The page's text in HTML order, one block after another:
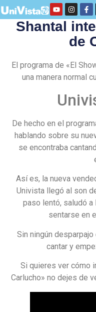
Shantal
de
El programa de «El
una manera normal
De hecho en el
hablando sobre su
se encontraba
Así es, la nueva
Univista llegó al son
paso lentó, saludó a
sentarse en
Sin ningún
cantar y
Si quieres ver cómo
Carlucho» no dejes de